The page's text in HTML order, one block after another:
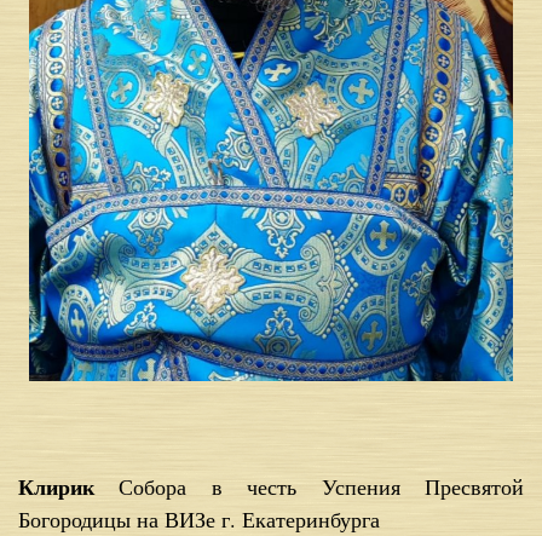
КлирикСобора в честь Успения Пресвятой
Богородицы на ВИЗе г. Екатеринбурга